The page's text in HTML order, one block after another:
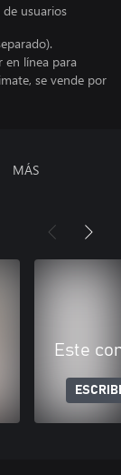
usuarios
en línea para
se vende por
MÁS
Este